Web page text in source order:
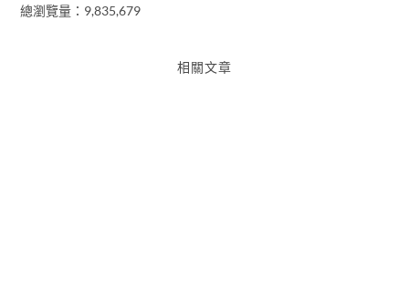
總瀏覽量：9,835,679
相關文章